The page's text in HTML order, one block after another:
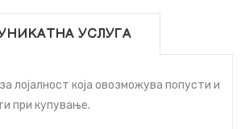
УСЛУГА
лојалност која овозможува попусти и
при купување.